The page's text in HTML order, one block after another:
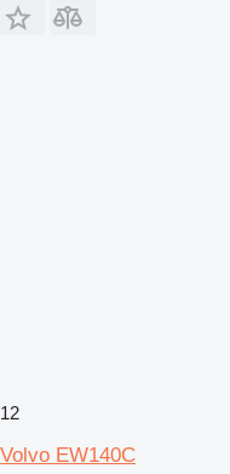
12
Volvo EW140C